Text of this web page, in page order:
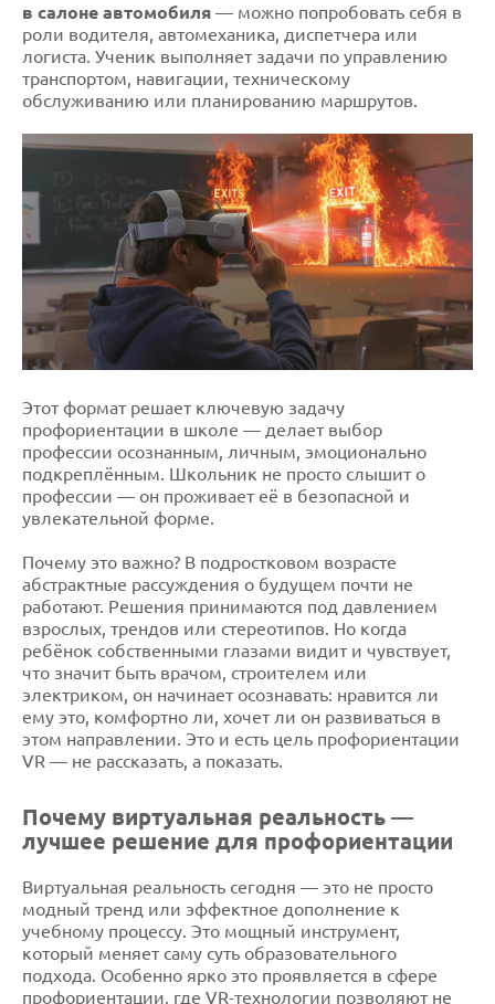
в салоне автомобиля — можно попробовать себя в
роли водителя, автомеханика, диспетчера или
логиста. Ученик выполняет задачи по управлению
транспортом, навигации, техническому
обслуживанию или планированию маршрутов.
Этот формат решает ключевую задачу
профориентации в школе — делает выбор
профессии осознанным, личным, эмоционально
подкреплённым. Школьник не просто слышит о
профессии — он проживает её в безопасной и
увлекательной форме.
Почему это важно? В подростковом возрасте
абстрактные рассуждения о будущем почти не
работают. Решения принимаются под давлением
взрослых, трендов или стереотипов. Но когда
ребёнок собственными глазами видит и чувствует,
что значит быть врачом, строителем или
электриком, он начинает осознавать: нравится ли
ему это, комфортно ли, хочет ли он развиваться в
этом направлении. Это и есть цель профориентации
VR — не рассказать, а показать.
Почему виртуальная реальность —
лучшее решение для профориентации
Виртуальная реальность сегодня — это не просто
модный тренд или эффектное дополнение к
учебному процессу. Это мощный инструмент,
который меняет саму суть образовательного
подхода. Особенно ярко это проявляется в сфере
профориентации, где VR-технологии позволяют не